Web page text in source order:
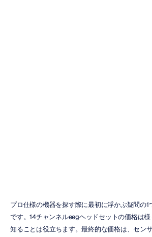
プロ仕様の機器を探す際に最初に浮かぶ疑問の1
です。14チャンネルeegヘッドセットの価格は
知ることは役立ちます。最終的な価格は、セン